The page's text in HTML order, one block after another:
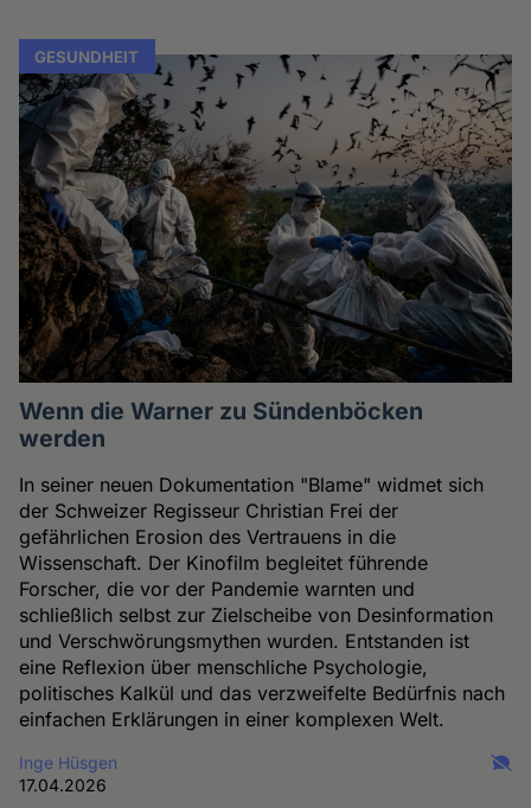
GESUNDHEIT
Wenn die Warner zu Sündenböcken
werden
In seiner neuen Dokumentation "Blame" widmet sich
der Schweizer Regisseur Christian Frei der
gefährlichen Erosion des Vertrauens in die
Wissenschaft. Der Kinofilm begleitet führende
Forscher, die vor der Pandemie warnten und
schließlich selbst zur Zielscheibe von Desinformation
und Verschwörungsmythen wurden. Entstanden ist
eine Reflexion über menschliche Psychologie,
politisches Kalkül und das verzweifelte Bedürfnis nach
einfachen Erklärungen in einer komplexen Welt.
Inge Hüsgen
17.04.2026